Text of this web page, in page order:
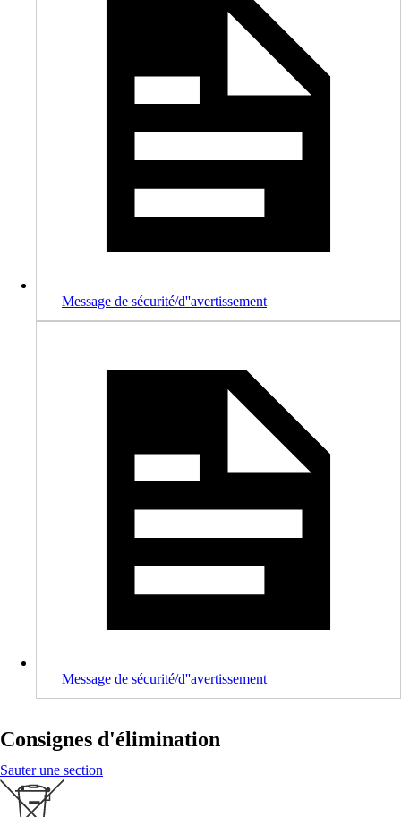
Message de sécurité/d''avertissement
Message de sécurité/d''avertissement
Consignes d'élimination
Sauter une section